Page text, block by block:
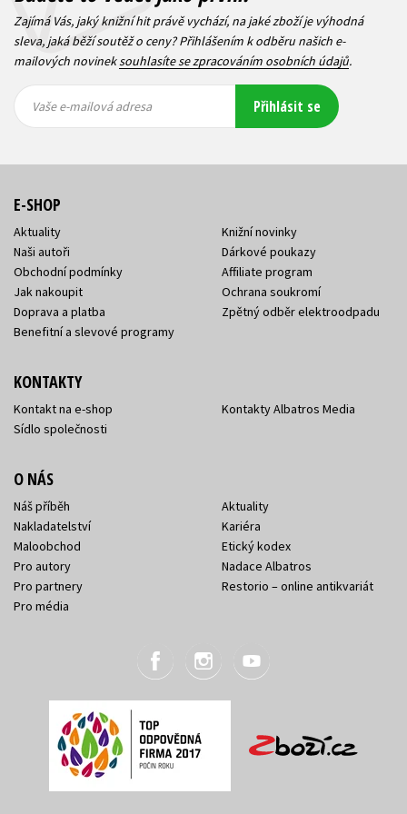
Zajímá Vás, jaký knižní hit právě vychází, na jaké zboží je výhodná
sleva, jaká běží soutěž o ceny? Přihlášením k odběru našich e-
mailových novineksouhlasíte se zpracováním osobních údajů.
mailová
mailová
Vaše e-mailová adresa Přihlásit se
E-SHOP
Aktuality
Naši autoři
Obchodní podmínky
Jak nakoupit
Doprava a platba
Benefitní a slevové programy
Knižní novinky
Dárkové poukazy
Affiliate program
Ochrana soukromí
Zpětný odběr elektroodpadu
KONTAKTY
Kontakt na e-shop
Sídlo společnosti
Kontakty Albatros Media
O NÁS
Náš příběh
Nakladatelství
Maloobchod
Pro autory
Pro partnery
Pro média
Aktuality
Kariéra
Etický kodex
Nadace Albatros
Restorio – online antikvariát